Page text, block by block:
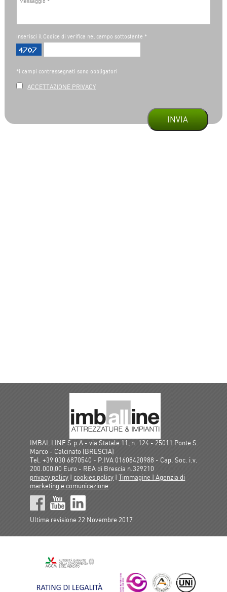
Inserisci il Codice di verifica nel campo sottostante *
*i campi contrassegnati sono obbligatori
ACCETTAZIONE PRIVACY
INVIA
IMBAL LINE S.p.A - via Statale 11, n. 124 - 25011 Ponte S.
Marco - Calcinato (BRESCIA)
Tel. +39 030 6870540 - P.IVA 01608420988 - Cap. Soc. i.v.
200.000,00 Euro - REA di Brescia n.329210
privacy policy |cookies policy |Timmagine | Agenzia di
marketing e comunicazione
Ultima revisione 22 Novembre 2017